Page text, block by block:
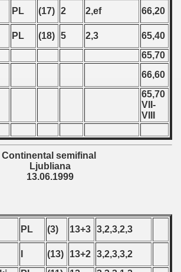
PL (17) 2 2,ef
66,20
PL (18) 5 2,3
65,40
65,70
66,60
65,70
VII-
VIII
Continental semifinal
Ljubliana
13.06.1999
PL (3) 13+3 3,2,3,2,3
(13) 13+2 3,2,3,3,2